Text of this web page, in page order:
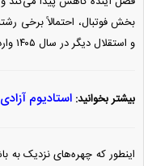
بخش فوتبال، احتمالاً برخی
و استقلال دیگر در سال ۱۴۰۵ وارد عرصه تیمداری در آنها نخواهد شد.
بیشتر بخوانید: استادیوم
اینطور که چهره‌های نزدیک به